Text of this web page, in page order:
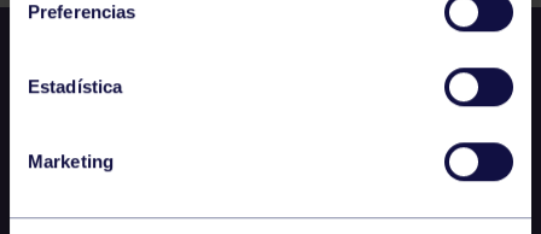
Preferencias
Estadística
Marketing